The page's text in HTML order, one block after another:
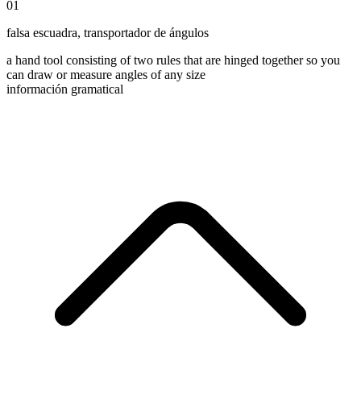
01
falsa escuadra, transportador de ángulos
a hand tool consisting of two rules that are hinged together so you
can draw or measure angles of any size
información gramatical